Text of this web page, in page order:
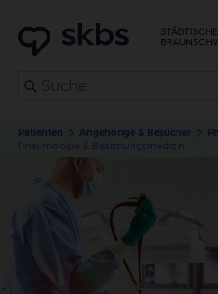
Patienten Angehörige & Besucher
Pneumologie & Beatmungsmedizin